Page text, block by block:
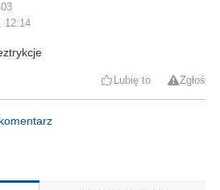
12:14
Lubię to Zgłoś